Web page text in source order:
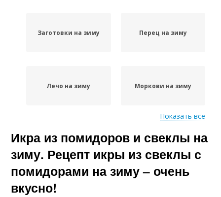
Заготовки на зиму Перец на зиму
Лечо на зиму Моркови на зиму
Лук на зиму Баклажаны на зиму
Рецепты на зиму
Показать все
Икра из помидоров и свеклы на
зиму. Рецепт икры из свеклы с
помидорами на зиму – очень
вкусно!